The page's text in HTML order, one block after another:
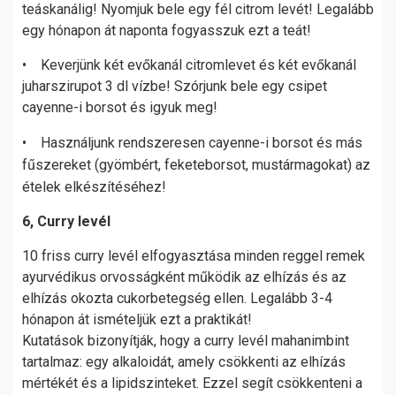
teáskanálig! Nyomjuk bele egy fél citrom levét! Legalább
egy hónapon át naponta fogyasszuk ezt a teát!
• Keverjünk két evőkanál citromlevet és két evőkanál
juharszirupot 3 dl vízbe! Szórjunk bele egy csipet
cayenne-i borsot és igyuk meg!
• Használjunk rendszeresen cayenne-i borsot és más
fűszereket (gyömbért, feketeborsot, mustármagokat) az
ételek elkészítéséhez!
6, Curry levél
10 friss curry levél elfogyasztása minden reggel remek
ayurvédikus orvosságként működik az elhízás és az
elhízás okozta cukorbetegség ellen. Legalább 3-4
hónapon át ismételjük ezt a praktikát!
Kutatások bizonyítják, hogy a curry levél mahanimbint
tartalmaz: egy alkaloidát, amely csökkenti az elhízás
mértékét és a lipidszinteket. Ezzel segít csökkenteni a